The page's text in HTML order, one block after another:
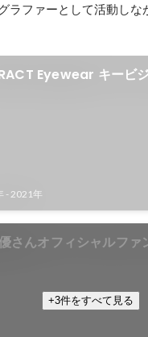
ラファーとして活動しな
Eyewear キービ
- 2021年
さんオフィシャルファ
+3件をすべて見る